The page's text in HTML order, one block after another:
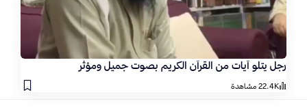
رجل يتلو آيات من القرآن الكريم بصوت جميل ومؤثر
22.4K مشاهدة